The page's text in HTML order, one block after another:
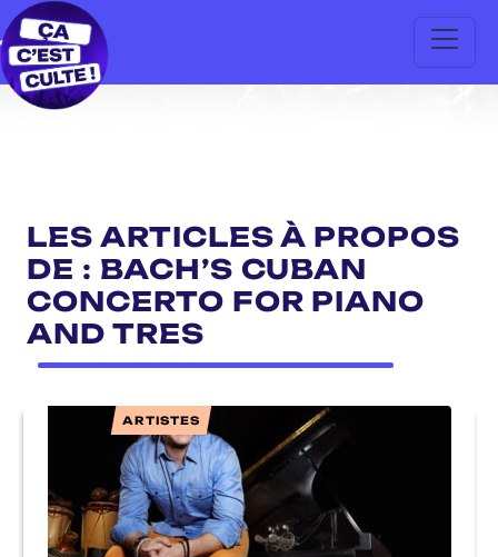
LES ARTICLES À PROPOS
DE : BACH’S CUBAN
CONCERTO FOR PIANO
AND TRES
ARTISTES